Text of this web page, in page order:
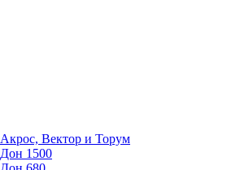
Вектор и Торум
1500